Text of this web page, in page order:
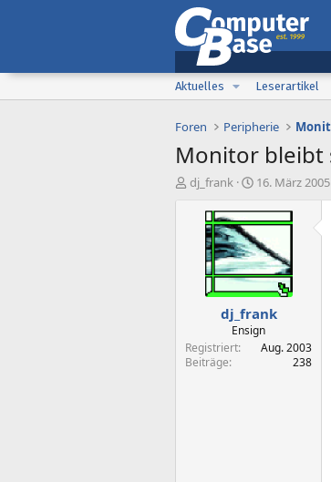
Aktuelles
Leserartikel
Foren Peripherie
Monitor bleibt
E
dj_frank
E
s
t
e
l
l
t
a
m
16. März 2005
dj_frank
Ensign
Registriert
Aug. 2003
Beiträge
238